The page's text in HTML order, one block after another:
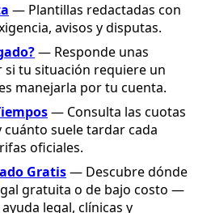
— Plantillas redactadas con
avisos y disputas.
— Responde unas
si tu situación requiere un
manejarla por tu cuenta.
— Consulta las cuotas
suele tardar cada
oficiales.
Gratis— Descubre dónde
gratuita o de bajo costo —
legal, clínicas y